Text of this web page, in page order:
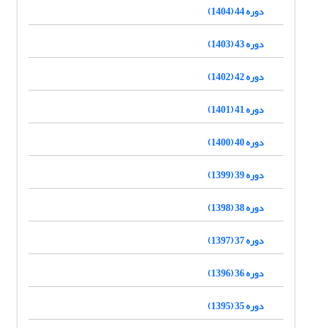
دوره 44 (1404)
دوره 43 (1403)
دوره 42 (1402)
دوره 41 (1401)
دوره 40 (1400)
دوره 39 (1399)
دوره 38 (1398)
دوره 37 (1397)
دوره 36 (1396)
دوره 35 (1395)